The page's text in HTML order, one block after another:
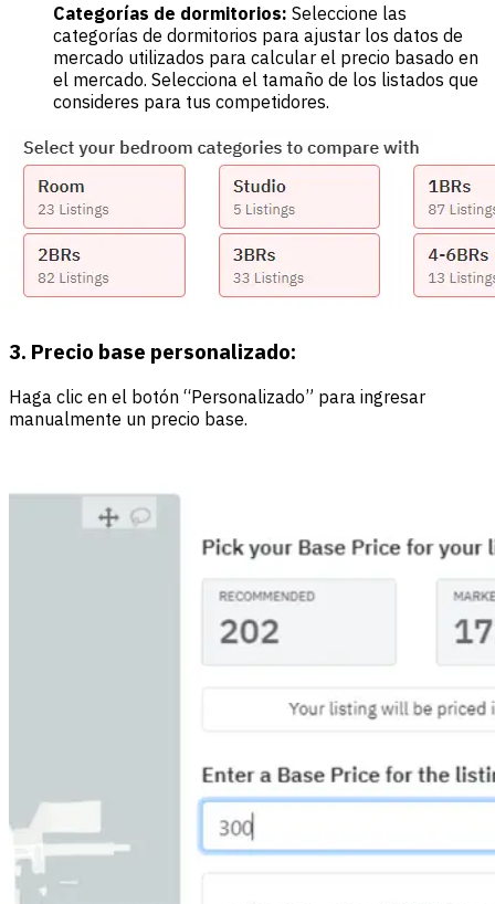
Categorías de dormitorios: Seleccione las
categorías de dormitorios para ajustar los datos de
mercado utilizados para calcular el precio basado en
el mercado. Selecciona el tamaño de los listados que
consideres para tus competidores.
3. Precio base personalizado:
Haga clic en el botón “Personalizado” para ingresar
manualmente un precio base.